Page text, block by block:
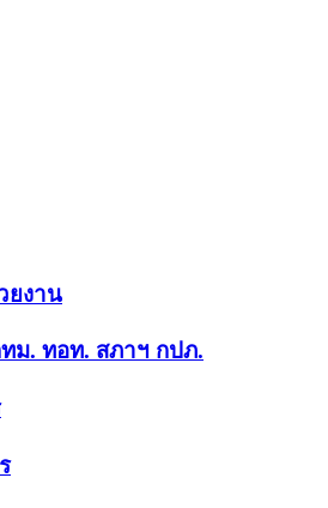
ยงาน
ม. ทอท. สภาฯ กปภ.